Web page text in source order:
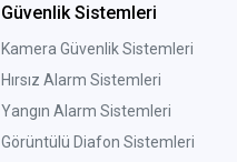
Güvenlik Sistemleri
Kamera Güvenlik Sistemleri
Hırsız Alarm Sistemleri
Yangın Alarm Sistemleri
Görüntülü Diafon Sistemleri